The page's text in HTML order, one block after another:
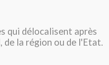
qui délocalisent après
de la région ou de l'Etat.